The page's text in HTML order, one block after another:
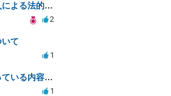
サーフィン映像の虚偽購入による法的責任と対策案
2
て
1
開示請求について気になっている内容の質問
1